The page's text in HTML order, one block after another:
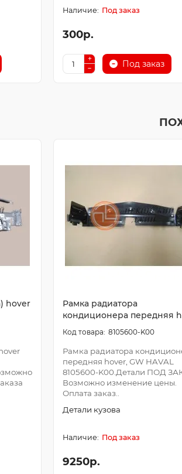
Под заказ
300р.
Под заказ
hover
Рамка радиатора
кондиционера передняя
8105600-K00
Рамка радиатора
передняя hover, GW HAVAL
8105600-K00.Детали ПОД
Возможно изменение цены.
Оплата заказ..
Детали кузова
Под заказ
9250р.